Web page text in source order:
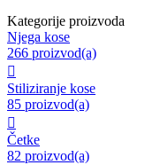
Kategorije proizvoda
Njega kose
266 proizvod(a)

Stiliziranje kose
85 proizvod(a)

Četke
82 proizvod(a)